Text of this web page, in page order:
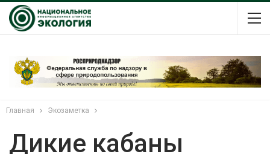
Главная Экозаметка
Дикие кабаны